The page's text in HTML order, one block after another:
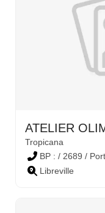
ATELIER
Tropicana
BP : / 2689 /
Libreville